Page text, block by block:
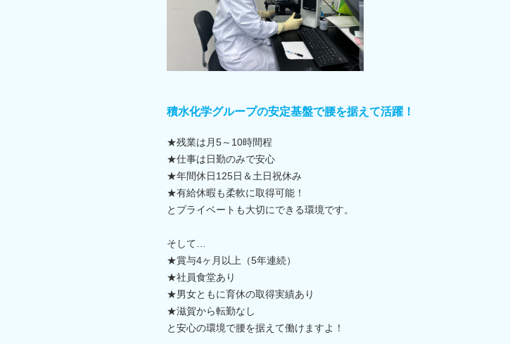
積水化学グループの安定基盤で腰を据えて活躍！
★残業は月5～10時間程
★仕事は日勤のみで安心
★年間休日125日＆土日祝休み
★有給休暇も柔軟に取得可能！
とプライベートも大切にできる環境です。
そして…
★賞与4ヶ月以上（5年連続）
★社員食堂あり
★男女ともに育休の取得実績あり
★滋賀から転勤なし
と安心の環境で腰を据えて働けますよ！